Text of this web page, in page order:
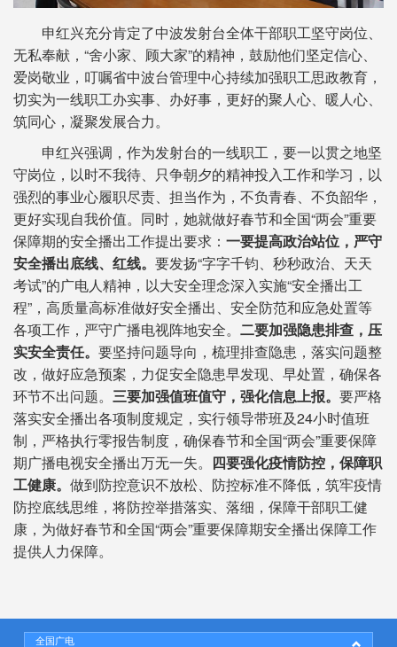
申红兴充分肯定了中波发射台全体干部职工坚守岗位、
无私奉献，“舍小家、顾大家”的精神，鼓励他们坚定信心、
爱岗敬业，叮嘱省中波台管理中心持续加强职工思政教育，
切实为一线职工办实事、办好事，更好的聚人心、暖人心、
筑同心，凝聚发展合力。
申红兴强调，作为发射台的一线职工，要一以贯之地坚
守岗位，以时不我待、只争朝夕的精神投入工作和学习，以
强烈的事业心履职尽责、担当作为，不负青春、不负韶华，
更好实现自我价值。同时，她就做好春节和全国“两会”重要
保障期的安全播出工作提出要求： 一要提高政治站位，严守
安全播出底线、红线。 要发扬“字字千钧、秒秒政治、天天
考试”的广电人精神，以大安全理念深入实施“安全播出工
程”，高质量高标准做好安全播出、安全防范和应急处置等
各项工作，严守广播电视阵地安全。 二要加强隐患排查，压
实安全责任。 要坚持问题导向，梳理排查隐患，落实问题整
改，做好应急预案，力促安全隐患早发现、早处置，确保各
环节不出问题。 三要加强值班值守，强化信息上报。 要严格
落实安全播出各项制度规定，实行领导带班及24小时值班
制，严格执行零报告制度，确保春节和全国“两会”重要保障
期广播电视安全播出万无一失。 四要强化疫情防控，保障职
工健康。 做到防控意识不放松、防控标准不降低，筑牢疫情
防控底线思维，将防控举措落实、落细，保障干部职工健
康，为做好春节和全国“两会”重要保障期安全播出保障工作
提供人力保障。
全国广电